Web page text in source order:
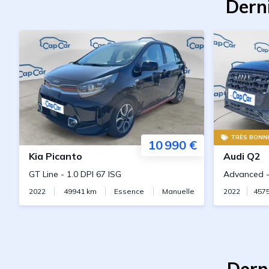
10 990 €
Kia Picanto
GT Line - 1.0 DPI 67 ISG
2022 49941km Essence Manuelle
TRÈS
Audi Q2
Advanced
2022